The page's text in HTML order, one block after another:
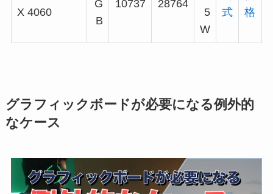
X 4060
G
B
10737 28764
5
W
式
格
グラフィックボードが必要になる例外的
なケース